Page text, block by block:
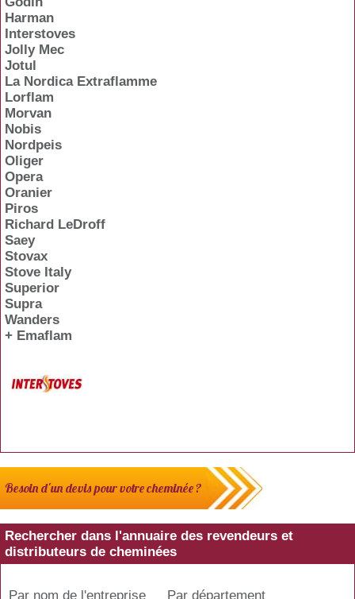
Harman
Interstoves
Jolly Mec
Jotul
La Nordica Extraflamme
Lorflam
Morvan
Nobis
Nordpeis
Oliger
Opera
Oranier
Piros
Richard LeDroff
Saey
Stovax
Stove Italy
Superior
Supra
Wanders
+ Emaflam
Besoin d'un devis pour votre cheminée ?
Rechercher dans l'annuaire des revendeurs et
distributeurs de cheminées
Par nom de l'entreprise Par département